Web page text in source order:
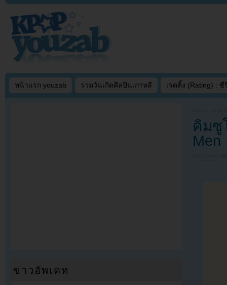
หน้าแรก youzab รวมวันเกิดศิลปินเกาหลี เรตติ้ง (Rating) : ซี
คิมซู
Men
ข่าวอัพเดท